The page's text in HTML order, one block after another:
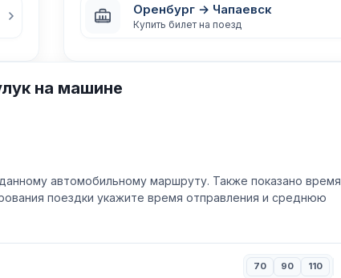
Оренбург → Чапаевск
Купить билет на поезд
на машине
автомобильному маршруту. Также показано время
поездки укажите время отправления и среднюю
70 90 110